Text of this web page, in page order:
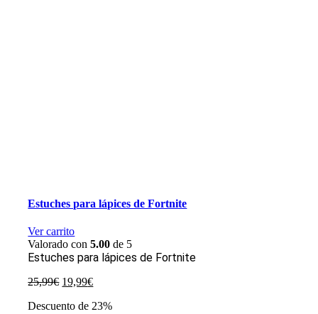
Estuches para lápices de Fortnite
Ver carrito
Valorado con5.00 de 5
Estuches para lápices de Fortnite
25,99€ El
original
19,99€El
actual
Descuento de 23%